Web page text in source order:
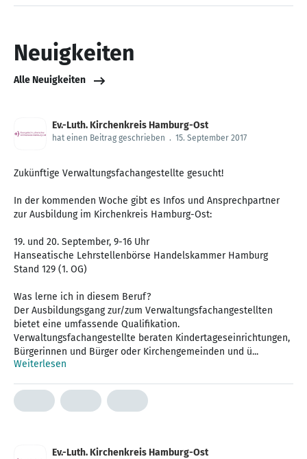
Neuigkeiten
Alle Neuigkeiten
Ev.-Luth. Kirchenkreis Hamburg-Ost
hat einen Beitrag geschrieben . 15. September 2017
Zukünftige Verwaltungsfachangestellte gesucht!
In der kommenden Woche gibt es Infos und Ansprechpartner
zur Ausbildung im Kirchenkreis Hamburg-Ost:
19. und 20. September, 9-16 Uhr
Hanseatische Lehrstellenbörse Handelskammer Hamburg
Stand 129 (1. OG)
Was lerne ich in diesem Beruf?
Der Ausbildungsgang zur/zum Verwaltungsfachangestellten
bietet eine umfassende Qualifikation.
Verwaltungsfachangestellte beraten Kindertageseinrichtungen,
Bürgerinnen und Bürger oder Kirchengemeinden und ü...
Weiterlesen
Ev.-Luth. Kirchenkreis Hamburg-Ost